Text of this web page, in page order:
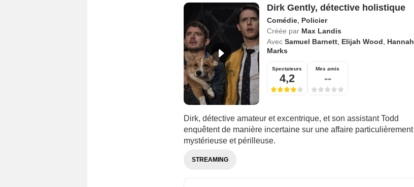
Dirk Gently, détective holistique
Comédie, Policier
Créée par Max Landis
Avec Samuel Barnett, Elijah Wood
Hannah
Marks
Spectateurs
4,2
Mes amis
--
Dirk, détective amateur et excentrique, et son assistant Todd
enquêtent de manière incertaine sur une affaire particulièrement
mystérieuse et périlleuse.
STREAMING